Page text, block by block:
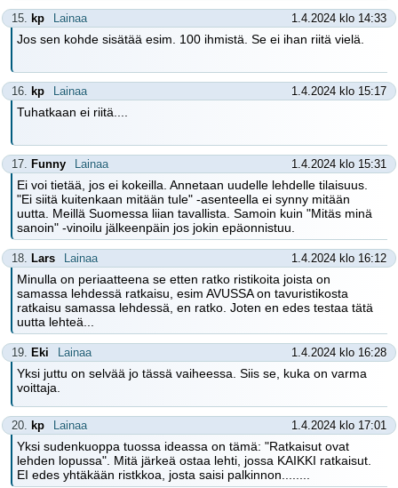
15. kp Lainaa 1.4.2024 klo 14:33
Jos sen kohde sisätää esim. 100 ihmistä. Se ei ihan riitä vielä.
16. kp Lainaa 1.4.2024 klo 15:17
Tuhatkaan ei riitä....
17. Funny Lainaa 1.4.2024 klo 15:31
Ei voi tietää, jos ei kokeilla. Annetaan uudelle lehdelle tilaisuus.
"Ei siitä kuitenkaan mitään tule" -asenteella ei synny mitään
uutta. Meillä Suomessa liian tavallista. Samoin kuin "Mitäs minä
sanoin" -vinoilu jälkeenpäin jos jokin epäonnistuu.
18. Lars Lainaa 1.4.2024 klo 16:12
Minulla on periaatteena se etten ratko ristikoita joista on
samassa lehdessä ratkaisu, esim AVUSSA on tavuristikosta
ratkaisu samassa lehdessä, en ratko. Joten en edes testaa tätä
uutta lehteä...
19. Eki Lainaa 1.4.2024 klo 16:28
Yksi juttu on selvää jo tässä vaiheessa. Siis se, kuka on varma
voittaja.
20. kp Lainaa 1.4.2024 klo 17:01
Yksi sudenkuoppa tuossa ideassa on tämä: "Ratkaisut ovat
lehden lopussa". Mitä järkeä ostaa lehti, jossa KAIKKI ratkaisut.
EI edes yhtäkään ristkkoa, josta saisi palkinnon........